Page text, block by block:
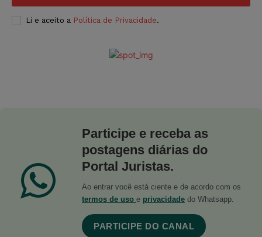
Li e aceito a Política de Privacidade.
Participe e receba as
postagens diárias do
Portal Juristas.
Ao entrar você está ciente e de acordo com os
termos de uso e privacidade do Whatsapp.
PARTICIPE DO CANAL